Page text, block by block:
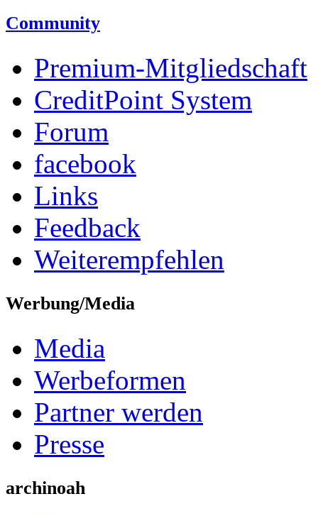
Community
Premium-Mitgliedschaft
CreditPoint System
Forum
facebook
Links
Feedback
Weiterempfehlen
Werbung/Media
Media
Werbeformen
Partner werden
Presse
archinoah